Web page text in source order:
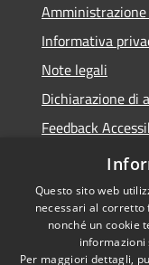
Informativa
Note legali
Dichiarazione di
Feedback
Fatturare al
Questo sito web
necessari al corretto
nonché un cookie
informazioni
Per maggiori dettagli,